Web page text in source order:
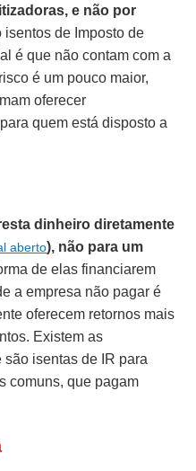
e não por
isentos de Imposto de
é que não contam com a
é um pouco maior,
oferecer
quem está disposto a
dinheiro diretamente
aberto), não para um
de elas financiarem
a empresa não pagar é
oferecem retornos mais
Existem as
isentas de IR para
comuns, que pagam